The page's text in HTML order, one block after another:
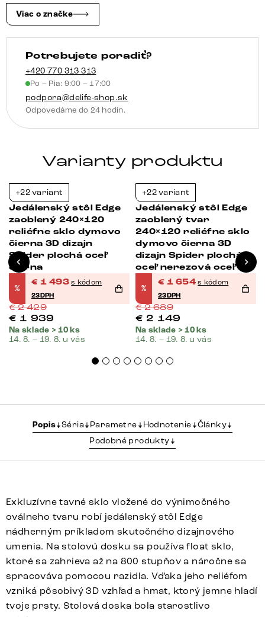
čierna
3D
dizajn
podstava
v
tvare
W
kov
čierna
Viac o značke
Potrebujete poradiť?
+420 770 313 313
Po – Pia: 9:00 – 17:00
podpora@delife-shop.sk
Odpovedáme do 24 hodín.
Varianty produktu
+22 variant
Jedálenský stôl Edge
zaoblený 240×120
reliéfne sklo dymovo
čierna 3D dizajn
Spider plochá oceľ
čierna
%
€ 1 493 s kódom
23DPH
€2 429
€ 1 939
Na sklade > 10 ks
14. 8. – 19. 8. u vás
+22 variant
Jedálenský stôl Edge
zaoblený tvar
240×120 reliéfne sklo
dymovo čierna 3D
dizajn Spider plochá
oceľ nerezová oceľ
%
€ 1 654 s kódom
23DPH
€2 689
€ 2 149
Na sklade > 10 ks
14. 8. – 19. 8. u vás
Popis Séria Parametre Hodnotenie
Články
Podobné produkty
Exkluzívne tavné sklo vložené do výnimočného
oválneho tvaru robí jedálenský stôl Edge
nádherným príkladom skutočného dizajnového
umenia. Na stolovú dosku sa používa float sklo,
ktoré sa zahrieva až na 800 stupňov a náročne sa
spracováva pomocou razidla. Vďaka jeho reliéfom
vzniká pôsobivý 3D vzhľad a hmat, ktorý jemne hladí
tvoje prsty. Stolová doska bola starostlivo